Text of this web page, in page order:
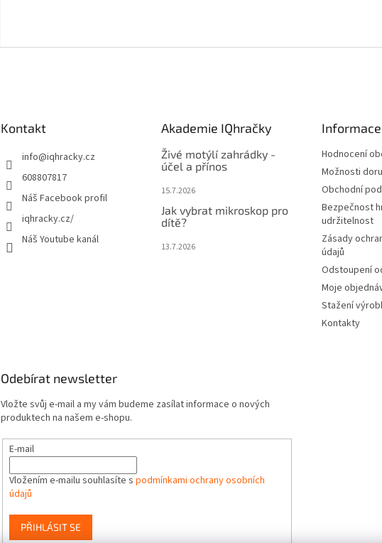
Kontakt
info@iqhracky.cz
608807817
Náš Facebook profil
iqhracky.cz/
Náš Youtube kanál
Akademie IQhračky
Živé motýlí zahrádky -
účel a přínos
15.7.2026
Jak vybrat mikroskop pro
dítě?
13.7.2026
Hodnocení
Možnosti
Obchodní
Bezpečnost
udržitelnost
Zásady
údajů
Odstoupení
Moje
Stažení
Kontakty
Odebírat newsletter
Vložte svůj e-mail a my vám budeme zasílat informace o nových
produktech na našem e-shopu.
E-mail
Vložením e-mailu souhlasíte s podmínkami ochrany osobních
údajů
PŘIHLÁSIT SE